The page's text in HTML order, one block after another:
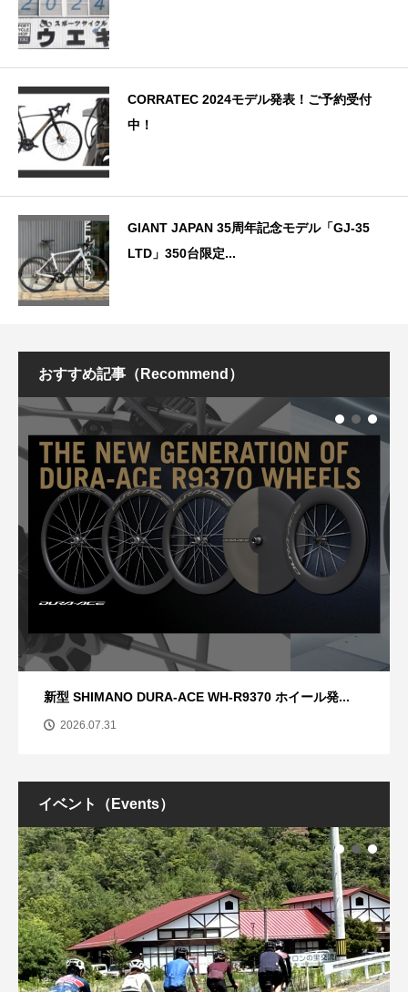
CORRATEC 2024モデル発表！ご予約受付
中！
GIANT JAPAN 35周年記念モデル「GJ-35
LTD」350台限定...
おすすめ記事（Recommend）
新型 SHIMANO DURA-ACE WH-R9370 ホイール発...
2026.07.31
イベント（Events）